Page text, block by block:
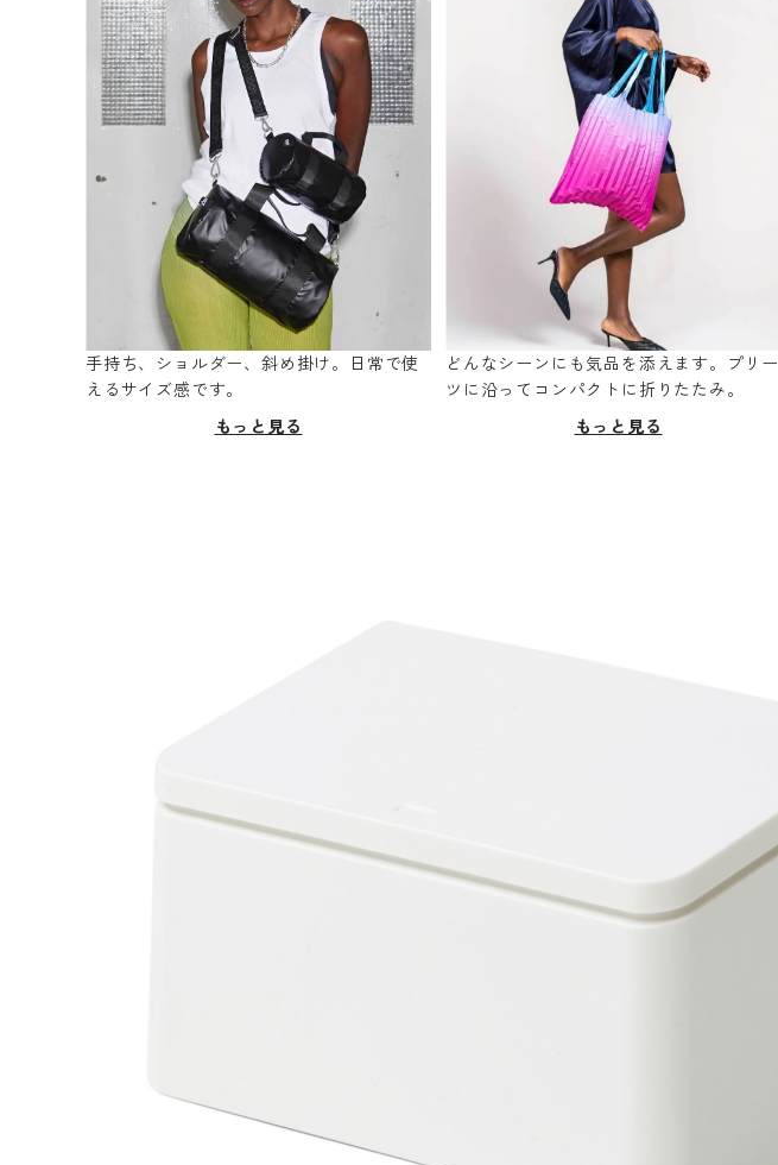
手持ち、ショルダー、斜め掛け。日常で使
えるサイズ感です。
もっと見る
どんなシーンにも気品を添えます。プリー
ツに沿ってコンパクトに折りたたみ。
もっと見る